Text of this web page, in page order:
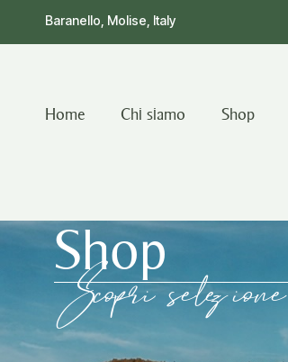
Baranello, Molise, Italy
Home Chi siamo Shop
Shop
Scopri selezione